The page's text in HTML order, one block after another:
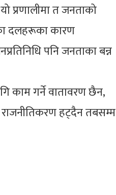
प्रणालीमा त जनताको
दलहरूका कारण
पनि जनताका बन्न
काम गर्ने वातावरण छैन,
हट्दैन तबसम्म